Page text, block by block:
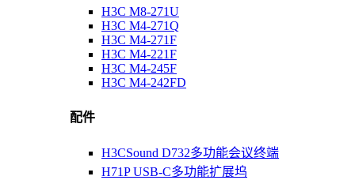
H3C M8-271U
H3C M4-271Q
H3C M4-271F
H3C M4-221F
H3C M4-245F
H3C M4-242FD
配件
H3CSound D732多功能会议终端
H71P USB-C多功能扩展坞